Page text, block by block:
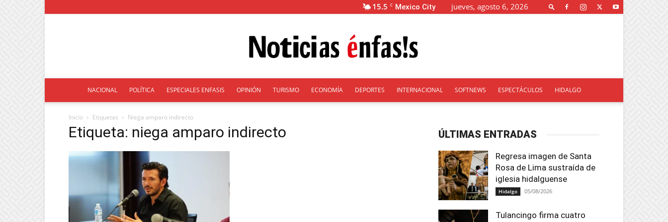
15.5 C Mexico City jueves, agosto 6, 2026
Énfasis
NACIONAL POLÍTICA ESPECIALES ENFASIS OPINIÓN TURISMO ECONOMÍA DEPORTES INTERNACIONAL SOFTNEWS ESPECTÁCULOS HIDALGO
Inicio Etiquetas Niega amparo indirecto
Etiqueta: niega amparo indirecto ÚLTIMAS ENTRADAS
Regresa imagen de Santa
Rosa de Lima sustraída de
iglesia hidalguense
Hidalgo 05/08/2026
Tulancingo firma cuatro